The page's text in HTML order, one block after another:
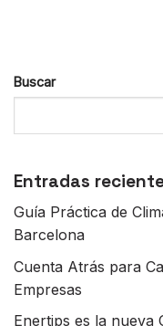
Buscar
Entradas
Guía Práctica de
Barcelona
Cuenta Atrás para
Empresas
Enertips es la nueva